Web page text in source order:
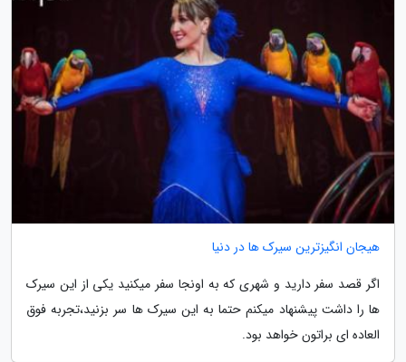
هیجان انگیزترین سیرک ها در دنیا
اگر قصد سفر دارید و شهری که به اونجا سفر میکنید یکی از این سیرک
ها را داشت پیشنهاد میکنم حتما به این سیرک ها سر بزنید،تجربه فوق
العاده ای براتون خواهد بود.